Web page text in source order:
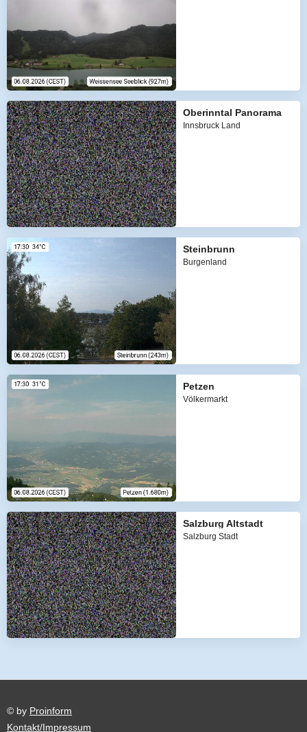
Oberinntal Panorama
Innsbruck Land
Steinbrunn
Burgenland
Petzen
Völkermarkt
Salzburg Altstadt
Salzburg Stadt
© by Proinform
Kontakt/Impressum